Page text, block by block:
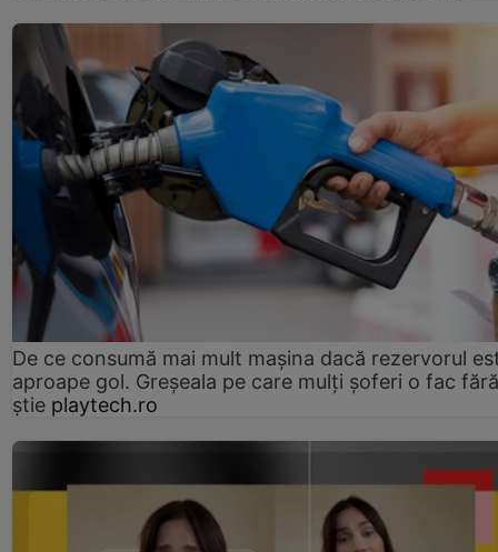
De ce consumă mai mult mașina dacă rezervorul
aproape gol. Greșeala pe care mulți șoferi o fac
știe playtech.ro